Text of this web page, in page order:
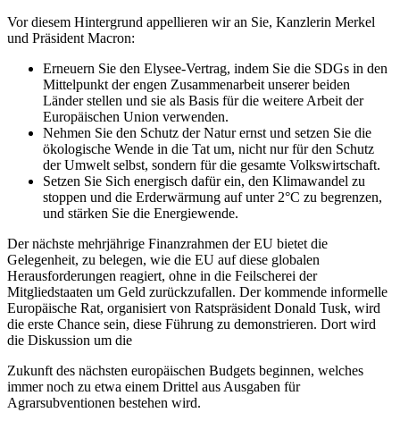
Vor diesem Hintergrund appellieren wir an Sie, Kanzlerin Merkel
und Präsident Macron:
Erneuern Sie den Elysee-Vertrag, indem Sie die SDGs in den
Mittelpunkt der engen Zusammenarbeit unserer beiden
Länder stellen und sie als Basis für die weitere Arbeit der
Europäischen Union verwenden.
Nehmen Sie den Schutz der Natur ernst und setzen Sie die
ökologische Wende in die Tat um, nicht nur für den Schutz
der Umwelt selbst, sondern für die gesamte Volkswirtschaft.
Setzen Sie Sich energisch dafür ein, den Klimawandel zu
stoppen und die Erderwärmung auf unter 2°C zu begrenzen,
und stärken Sie die Energiewende.
Der nächste mehrjährige Finanzrahmen der EU bietet die
Gelegenheit, zu belegen, wie die EU auf diese globalen
Herausforderungen reagiert, ohne in die Feilscherei der
Mitgliedstaaten um Geld zurückzufallen. Der kommende informelle
Europäische Rat, organisiert von Ratspräsident Donald Tusk, wird
die erste Chance sein, diese Führung zu demonstrieren. Dort wird
die Diskussion um die
Zukunft des nächsten europäischen Budgets beginnen, welches
immer noch zu etwa einem Drittel aus Ausgaben für
Agrarsubventionen bestehen wird.